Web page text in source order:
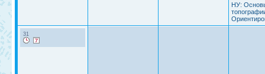
НУ:
31